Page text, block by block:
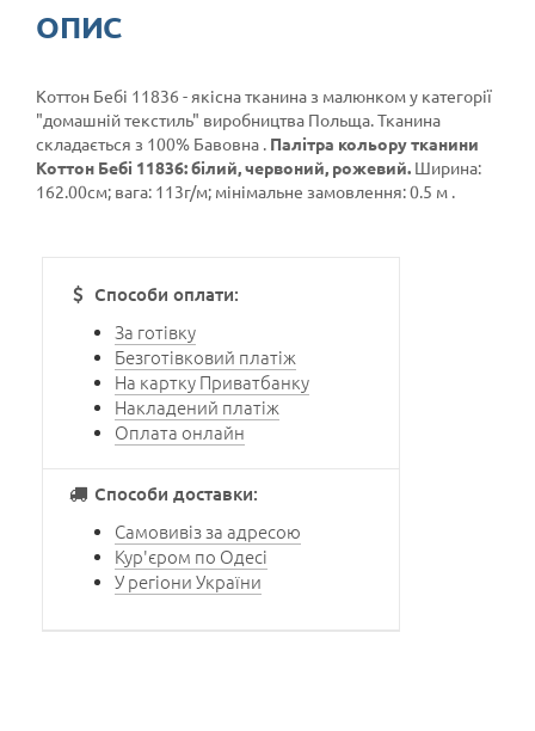
ОПИС
Коттон Бебі 11836 - якісна тканина з малюнком у категорії
"домашній текстиль" виробництва Польща. Тканина
складається з 100% Бавовна . Палітра кольору тканини
Коттон Бебі 11836: білий, червоний, рожевий. Ширина:
162.00см; вага: 113г/м; мінімальне замовлення: 0.5 м .
Способи оплати:
За готівку
Безготівковий платіж
На картку Приватбанку
Накладений платіж
Оплата онлайн
Способи доставки:
Самовивіз за адресою
Кур'єром по Одесі
У регіони України